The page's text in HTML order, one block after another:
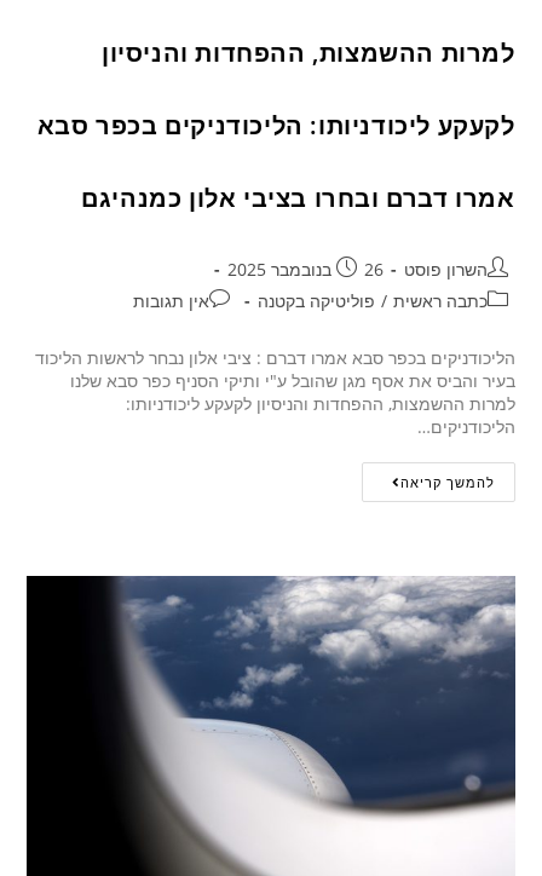
למרות ההשמצות, ההפחדות והניסיון
לקעקע ליכודניותו: הליכודניקים בכפר סבא
אמרו דברם ובחרו בציבי אלון כמנהיגם
השרון פוסט
26 בנובמבר 2025
כתבה ראשית / פוליטיקה בקטנה אין תגובות
הליכודניקים בכפר סבא אמרו דברם : ציבי אלון נבחר לראשות הליכוד
בעיר והביס את אסף מגן שהובל ע"י ותיקי הסניף כפר סבא שלנו
למרות ההשמצות, ההפחדות והניסיון לקעקע ליכודניותו:
הליכודניקים…
להמשך קריאה